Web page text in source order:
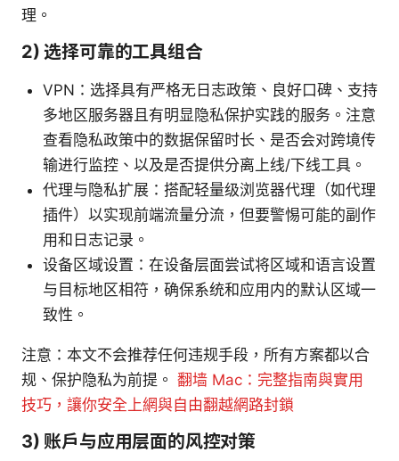
理。
2) 选择可靠的工具组合
VPN：选择具有严格无日志政策、良好口碑、支持
多地区服务器且有明显隐私保护实践的服务。注意
查看隐私政策中的数据保留时长、是否会对跨境传
输进行监控、以及是否提供分离上线/下线工具。
代理与隐私扩展：搭配轻量级浏览器代理（如代理
插件）以实现前端流量分流，但要警惕可能的副作
用和日志记录。
设备区域设置：在设备层面尝试将区域和语言设置
与目标地区相符，确保系统和应用内的默认区域一
致性。
注意：本文不会推荐任何违规手段，所有方案都以合
规、保护隐私为前提。 翻墙 Mac：完整指南與實用
技巧，讓你安全上網與自由翻越網路封鎖
3) 账户与应用层面的风控对策